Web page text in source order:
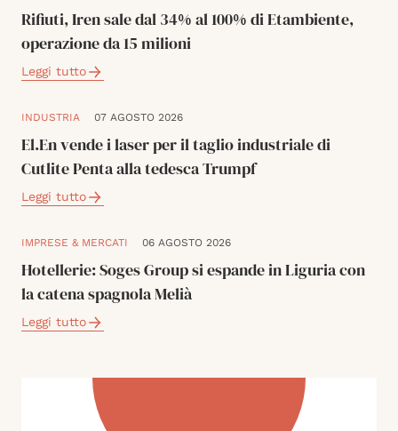
Rifiuti, Iren sale dal 34% al 100% di Etambiente,
operazione da 15 milioni
Leggi tutto
INDUSTRIA 07 AGOSTO 2026
El.En vende i laser per il taglio industriale di
Cutlite Penta alla tedesca Trumpf
Leggi tutto
IMPRESE & MERCATI 06 AGOSTO 2026
Hotellerie: Soges Group si espande in Liguria con
la catena spagnola Melià
Leggi tutto